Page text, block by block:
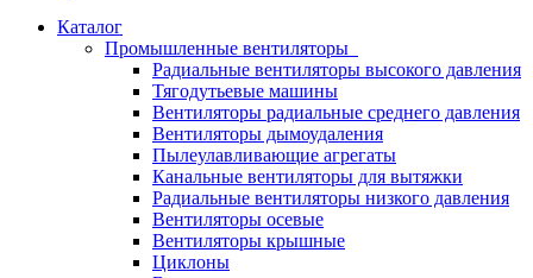
Каталог
Промышленные вентиляторы
Радиальные вентиляторы высокого давления
Тягодутьевые машины
Вентиляторы радиальные среднего давления
Вентиляторы дымоудаления
Пылеулавливающие агрегаты
Канальные вентиляторы для вытяжки
Радиальные вентиляторы низкого давления
Вентиляторы осевые
Вентиляторы крышные
Циклоны